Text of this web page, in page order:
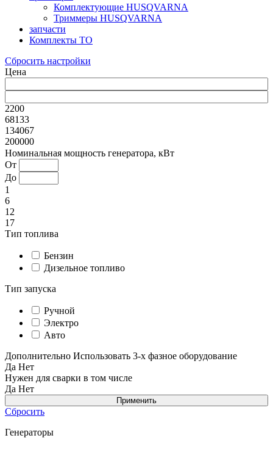
Комплектующие HUSQVARNA
Триммеры HUSQVARNA
запчасти
Комплекты ТО
Сбросить настройки
Цена
2200
68133
134067
200000
Номинальная мощность генератора, кВт
От
До
1
6
12
17
Тип топлива
Бензин
Дизельное топливо
Тип запуска
Ручной
Электро
Авто
Дополнительно Использовать 3-х фазное оборудование
Да Нет
Нужен для сварки в том числе
Да Нет
Сбросить
Генераторы